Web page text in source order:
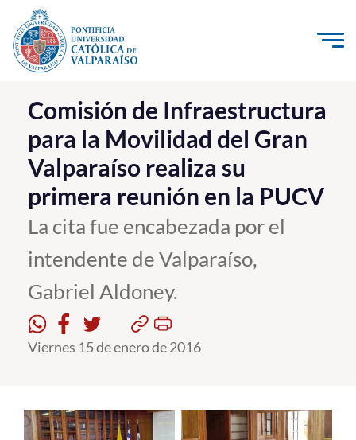
Click acá para ir directamente al contenido
La Universidad
Investigación, Creación e Innovación
PUCV Internacional
Vinculación con el Medio
Admisión
Pregrado
Postgrado
Formación Continua
Académicos
Comisión de Infraestructura
para la Movilidad del Gran
Valparaíso realiza su
primera reunión en la PUCV
La cita fue encabezada por el
intendente de Valparaíso,
Gabriel Aldoney.
Viernes 15 de enero de 2016